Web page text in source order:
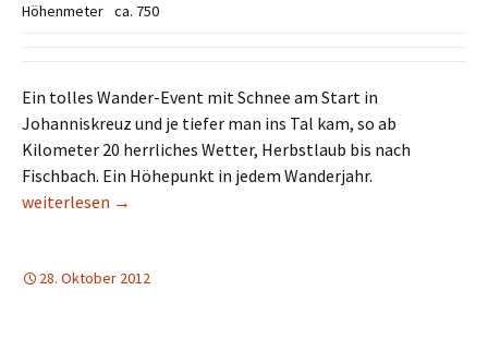
Höhenmeter ca. 750
Ein tolles Wander-Event mit Schnee am Start in
Johanniskreuz und je tiefer man ins Tal kam, so ab
Kilometer 20 herrliches Wetter, Herbstlaub bis nach
Fischbach. Ein Höhepunkt in jedem Wanderjahr.
Pfälzerwald Wandermarathon 2012
weiterlesen →
28. Oktober 2012